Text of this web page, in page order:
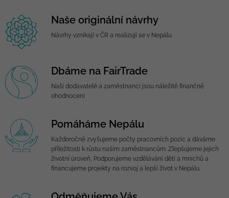
Naše originální návrhy
Návrhy vznikají v ČR a realizují se v Nepálu
Dbáme na FairTrade
Naši dodavatelé a zaměstnanci jsou náležitě finančně
ohodnoceni
Pomáháme Nepálu
Každoročně zvyšujeme počty pracovních pozic a dáváme
příležitosti k růstu našim zaměstnancům. Zlepšujeme jejich
životní úroveň, Podporujeme vzdělávání dětí a mnichů a
financujeme projekty na rozvoj a lepší život v Nepálu.